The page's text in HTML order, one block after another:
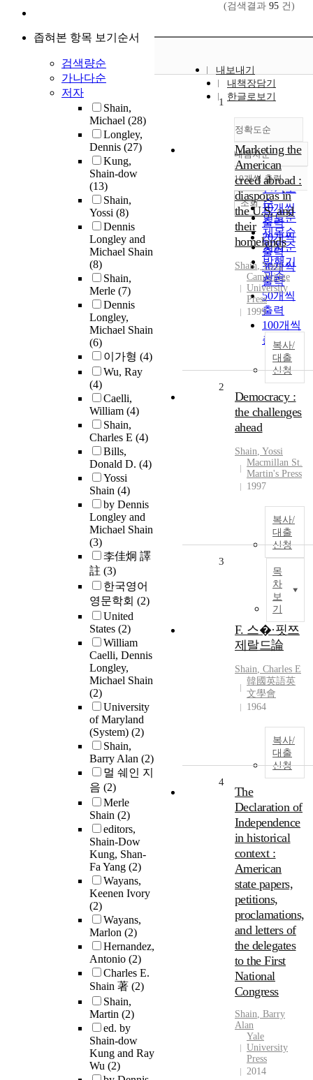
좁혀본 항목 보기순서
검색량순
가나다순
저자
Shain,
Michael (28)
Longley,
Dennis (27)
Kung,
Shain-dow
(13)
Shain,
Yossi (8)
Dennis
Longley and
Michael Shain
(8)
Shain,
Merle (7)
Dennis
Longley,
Michael Shain
(6)
이가형 (4)
Wu, Ray
(4)
Caelli,
William (4)
Shain,
Charles E (4)
Bills,
Donald D. (4)
Yossi
Shain (4)
by Dennis
Longley and
Michael Shain
(3)
李佳炯 譯
註 (3)
한국영어
영문학회 (2)
United
States (2)
William
Caelli, Dennis
Longley,
Michael Shain
(2)
University
of Maryland
(System) (2)
Shain,
Barry Alan (2)
멀 쉐인 지
음 (2)
Merle
Shain (2)
editors,
Shain-Dow
Kung, Shan-
Fa Yang (2)
Wayans,
Keenen Ivory
(2)
Wayans,
Marlon (2)
Hernandez,
Antonio (2)
Charles E.
Shain 著 (2)
Shain,
Martin (2)
ed. by
Shain-dow
Kung and Ray
Wu (2)
(검색결과 95 건)
내보내기
내책장담기
한글로보기
정확도순
정확도
순
인기도
순
연도순
제목순
저자순
발행기
관순
내림차순
내림차순
10개씩 출력
10개씩
출력
20개씩
출력
30개씩
출력
50개씩
출력
100개씩
출력
조회
1
Marketing the
American
creed abroad :
diasporas in
the U.S. and
their
homelands
Shain, Yossi
Cambridge
University
Press
1999
복사/
대출
신청
2
Democracy :
the challenges
ahead
Shain, Yossi
Macmillan St.
Martin's Press
1997
복사/
대출
신청
목
차
보
기
3
F. 스�·핏쯔
제랄드論
Shain, Charles E
韓國英語英
文學會
1964
복사/
대출
신청
4
The
Declaration of
Independence
in historical
context :
American
state papers,
petitions,
proclamations,
and letters of
the delegates
to the First
National
Congress
Shain, Barry
Alan
Yale
University
Press
2014